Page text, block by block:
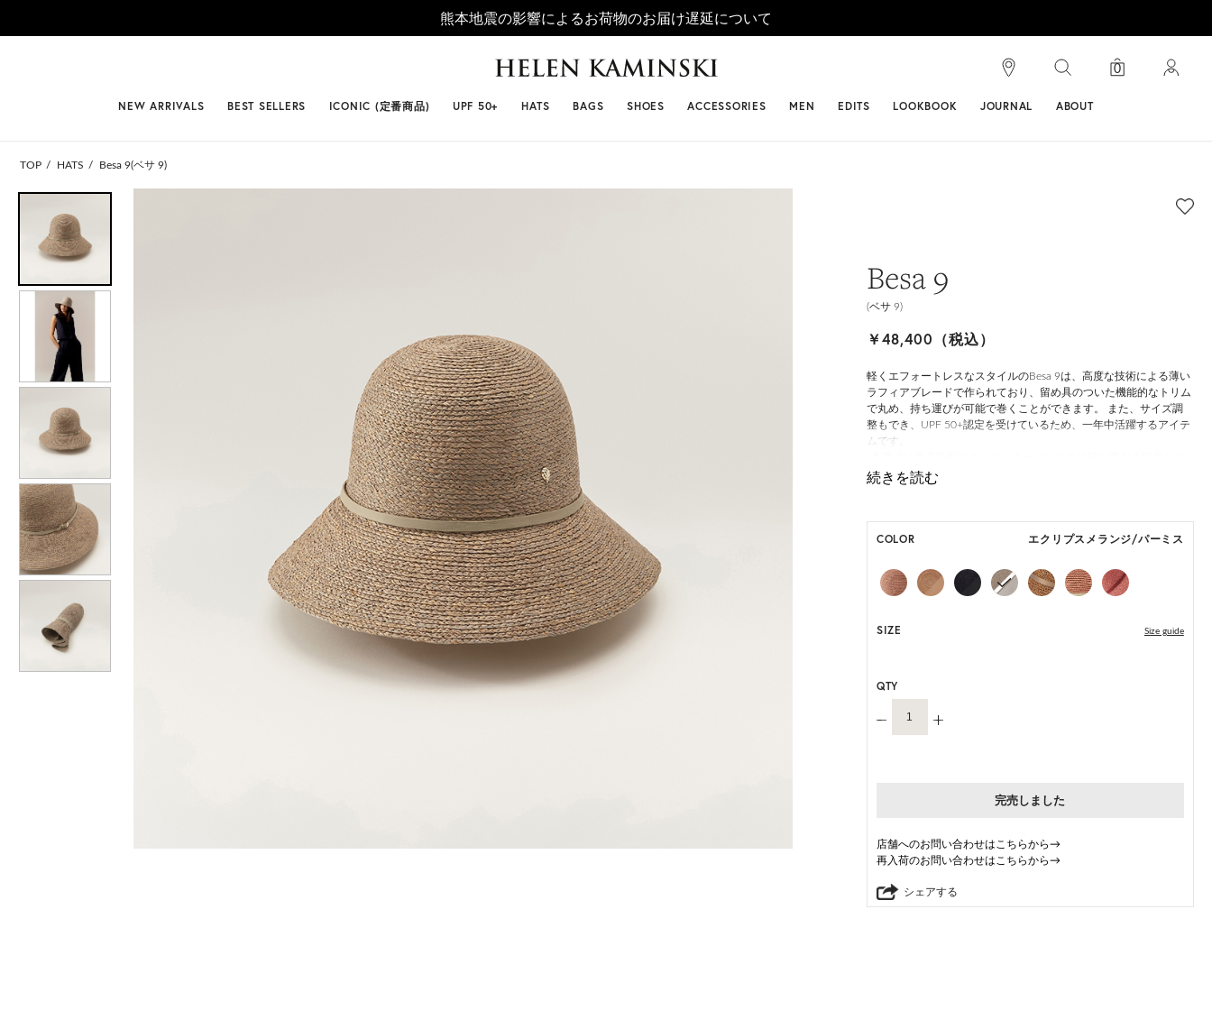
熊本地震の影響によるお荷物のお届け遅延について
#ビベット #キャップ #ビアンカ 0
NEW ARRIVALS BEST SELLERS ICONIC (定番商品) UPF 50+ HATS BAGS SHOES ACCESSORIES MEN EDITS LOOKBOOK JOURNAL ABOUT
TOP HATS Besa 9(ベサ 9)
Besa 9
(ベサ 9)
￥48,400（税込）
軽くエフォートレスなスタイルのBesa 9は、高度な技術による薄い
ラフィアブレードで作られており、留め具のついた機能的なトリム
で丸め、持ち運びが可能で巻くことができます。 また、サイズ調
整もでき、UPF 50+認定を受けているため、一年中活躍するアイテ
ムです。
ざいます。
M, L 展開の商品:M 57.5cm, L 59.5cm
*天然素材を用いたハンドメイドのため、サイズ・色には個体差が
HAT BOX(有償 GIFT BOX）対象商品
COLOR エクリプスメランジ/パーミス
SIZE Size guide
QTY
完売しました
店舗へのお問い合わせはこちらから→
再入荷のお問い合わせはこちらから→
シェアする